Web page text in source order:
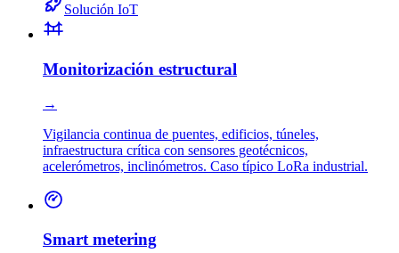
Solución IoT
Monitorización estructural
→
Vigilancia continua de puentes, edificios, túneles,
infraestructura crítica con sensores geotécnicos,
acelerómetros, inclinómetros. Caso típico LoRa industrial.
Smart metering